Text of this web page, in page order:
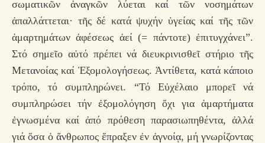
σωματικῶν ἀναγκῶν λύεται καί τῶν νοσημάτων
ἀπαλλάττεται· τῆς δέ κατά ψυχήν ὑγείας καί τῆς τῶν
ἁμαρτημάτων ἀφέσεως ἀεί (= πάντοτε) ἐπιτυγχάνει”.
Στό σημεῖο αὐτό πρέπει νά διευκρινισθεῖ στήριο τῆς
Μετανοίας καί Ἐξομολογήσεως. Ἀντίθετα, κατά κάποιο
τρόπο, τό συμπληρώνει. “Τό Εὐχέλαιο μπορεῖ νά
συμπληρώσει τήν ἐξομολόγηση ὄχι για ἁμαρτήματα
ἐγνωσμένα καί ἀπό πρόθεση παρασιωπηθέντα, ἀλλά
γιά ὅσα ὁ ἄνθρωπος ἔπραξεν ἐν ἀγνοίᾳ, μή γνωρίζοντας